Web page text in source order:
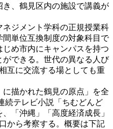
、鶴見区内の施設で講義が
ジメント学科の正規授業科
単位互換制度の対象科目で
め市内にキャンパスを持つ
できる。世代の異なる人び
互に交流する場としても重
描かれた鶴見の原点」を全
続テレビ小説「ちむどんど
「沖縄」「高度経済成長」
から考察する。概要は下記